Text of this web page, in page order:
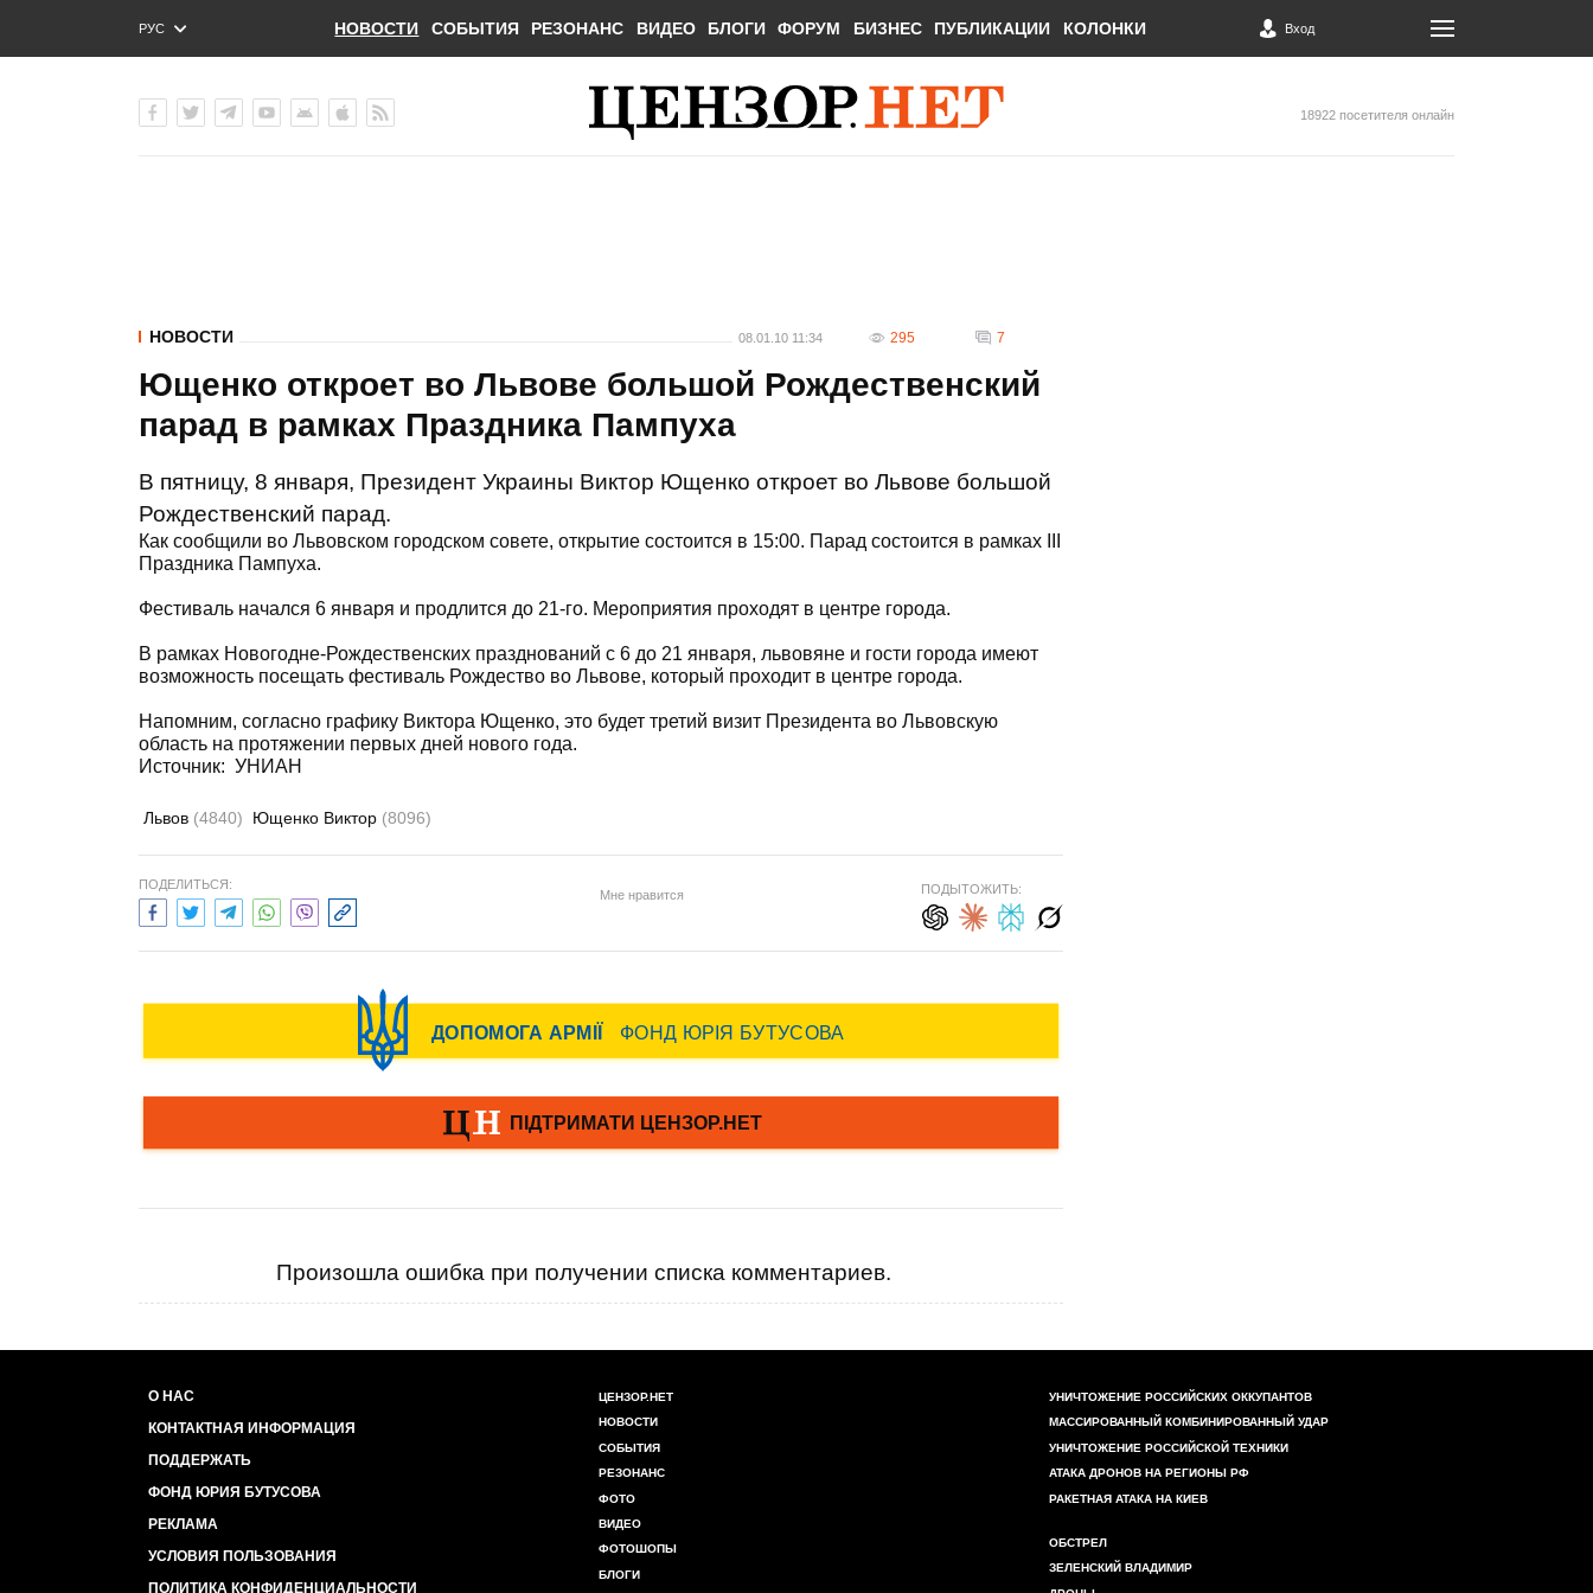
РУС
ENG
НОВОСТИ СОБЫТИЯ РЕЗОНАНС ВИДЕО БЛОГИ ФОРУМ БИЗНЕС ПУБЛИКАЦИИ КОЛОНКИ Вход
18922 посетителя онлайн
НОВОСТИ 08.01.10 11:34 295 7
Ющенко откроет во Львове большой Рождественский
парад в рамках Праздника Пампуха
В пятницу, 8 января, Президент Украины Виктор Ющенко откроет во Львове большой
Рождественский парад.
Как сообщили во Львовском городском совете, открытие состоится в 15:00. Парад состоится в рамках ІІІ
Праздника Пампуха.
Фестиваль начался 6 января и продлится до 21-го. Мероприятия проходят в центре города.
В рамках Новогодне-Рождественских празднований с 6 до 21 января, львовяне и гости города имеют
возможность посещать фестиваль Рождество во Львове, который проходит в центре города.
Напомним, согласно графику Виктора Ющенко, это будет третий визит Президента во Львовскую
область на протяжении первых дней нового года.
Источник: УНИАН
Львов (4840) Ющенко Виктор (8096)
ПОДЕЛИТЬСЯ:
Мне нравится ПОДЫТОЖИТЬ:
Произошла ошибка при получении списка комментариев.
О НАС
КОНТАКТНАЯ ИНФОРМАЦИЯ
ПОДДЕРЖАТЬ
ФОНД ЮРИЯ БУТУСОВА
РЕКЛАМА
УСЛОВИЯ ПОЛЬЗОВАНИЯ
ПОЛИТИКА КОНФИДЕНЦИАЛЬНОСТИ
ЦЕНЗОР.НЕТ
НОВОСТИ
СОБЫТИЯ
РЕЗОНАНС
ФОТО
ВИДЕО
ФОТОШОПЫ
БЛОГИ
УНИЧТОЖЕНИЕ РОССИЙСКИХ ОККУПАНТОВ
МАССИРОВАННЫЙ КОМБИНИРОВАННЫЙ УДАР
УНИЧТОЖЕНИЕ РОССИЙСКОЙ ТЕХНИКИ
АТАКА ДРОНОВ НА РЕГИОНЫ РФ
РАКЕТНАЯ АТАКА НА КИЕВ
ОБСТРЕЛ
ЗЕЛЕНСКИЙ ВЛАДИМИР